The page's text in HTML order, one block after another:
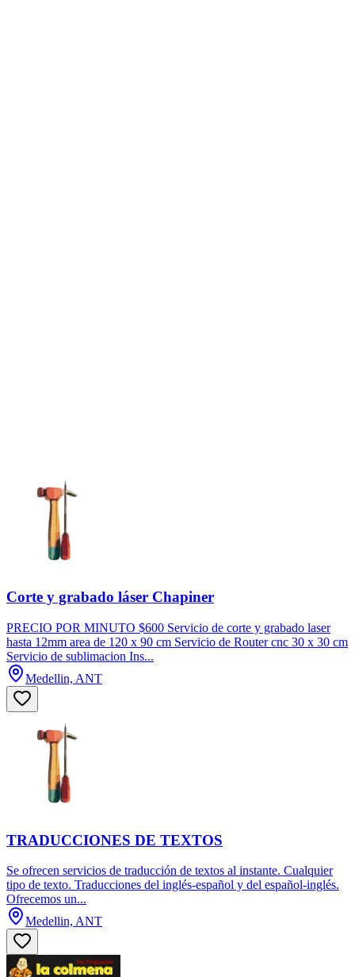
Corte y grabado láser Chapiner
PRECIO POR MINUTO $600 Servicio de corte y grabado laser
hasta 12mm area de 120 x 90 cm Servicio de Router cnc 30 x 30 cm
Servicio de sublimacion Ins...
Medellin, ANT
TRADUCCIONES DE TEXTOS
Se ofrecen servicios de traducción de textos al instante. Cualquier
tipo de texto. Traducciones del inglés-español y del español-inglés.
Ofrecemos un...
Medellin, ANT